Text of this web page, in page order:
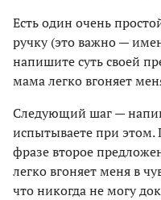
Есть один очень
ручку (это важно —
напишите суть своей
мама легко вгоняет
Следующий шаг —
испытываете при этом.
фразе второе
легко вгоняет меня в
что никогда не могу